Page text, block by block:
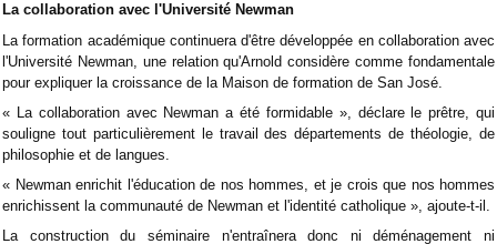
La collaboration avec l'Université Newman
La formation académique continuera d'être développée en collaboration avec
l'Université Newman, une relation qu'Arnold considère comme fondamentale
pour expliquer la croissance de la Maison de formation de San José.
« La collaboration avec Newman a été formidable », déclare le prêtre, qui
souligne tout particulièrement le travail des départements de théologie, de
philosophie et de langues.
« Newman enrichit l'éducation de nos hommes, et je crois que nos hommes
enrichissent la communauté de Newman et l'identité catholique », ajoute-t-il.
La construction du séminaire n'entraînera donc ni déménagement ni